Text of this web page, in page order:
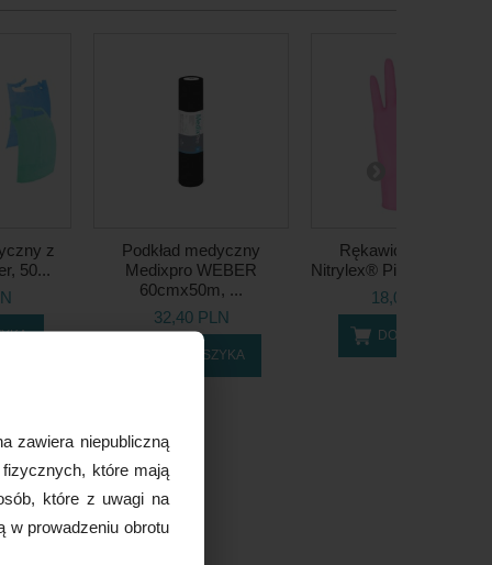
z
50...
Podkład medyczny
Medixpro WEBER
60cmx50m, ...
32,40 PLN
DO KOSZYKA
Rękawice nitrylowe
Nitrylex® Pink PF
18,00 PLN
DO KOSZYKA
zawiera niepubliczną
które mają
które z uwagi na
w prowadzeniu obrotu